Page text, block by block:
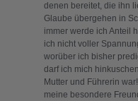
denen bereitet, die ihn
Glaube übergehen in
immer werde ich Anteil
ich nicht voller
worüber ich bisher
darf ich mich
Mutter und Führerin
meine besondere